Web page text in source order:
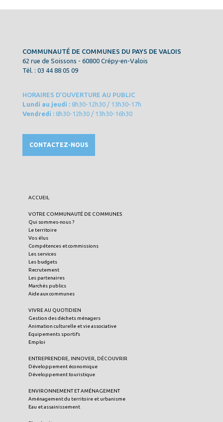
COMMUNAUTÉ DE COMMUNES DU PAYS DE VALOIS
62 rue de Soissons - 60800 Crépy-en-Valois
Tél. : 03 44 88 05 09
HORAIRES D’OUVERTURE AU PUBLIC
Lundi au jeudi : 8h30-12h30 / 13h30-17h
Vendredi : 8h30-12h30 / 13h30-16h30
CONTACTEZ-NOUS
ACCUEIL
VOTRE COMMUNAUTÉ DE COMMUNES
Qui sommes-nous ?
Le territoire
Vos élus
Compétences et commissions
Les services
Les budgets
Recrutement
Les partenaires
Marchés publics
Aide aux communes
VIVRE AU QUOTIDIEN
Gestion des déchets ménagers
Animation culturelle et vie associative
Equipements sportifs
Emploi
ENTREPRENDRE, INNOVER, DÉCOUVRIR
Développement économique
Développement touristique
ENVIRONNEMENT ET AMÉNAGEMENT
Aménagement du territoire et urbanisme
Eau et assainissement